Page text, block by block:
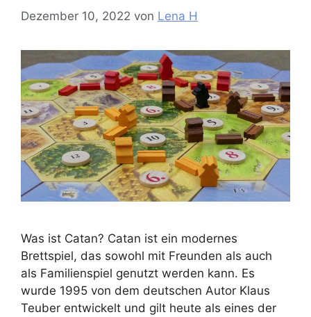
Dezember 10, 2022 von Lena H
Was ist Catan? Catan ist ein modernes
Brettspiel, das sowohl mit Freunden als auch
als Familienspiel genutzt werden kann. Es
wurde 1995 von dem deutschen Autor Klaus
Teuber entwickelt und gilt heute als eines der